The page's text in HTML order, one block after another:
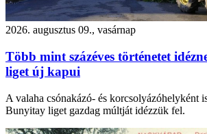
2026. augusztus 09., vasárnap
Több mint százéves történetet
liget új kapui
A valaha csónakázó- és korcsolyázóhelyként
Bunyitay liget gazdag múltját idézzük fel.